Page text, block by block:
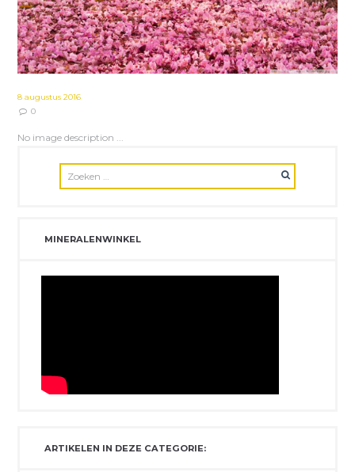
8 augustus 2016
0
No image description ...
MINERALENWINKEL
ARTIKELEN IN DEZE CATEGORIE: